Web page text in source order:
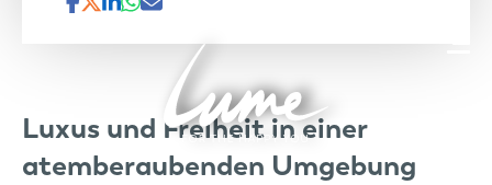
Luxus und Freiheit in einer
atemberaubenden Umgebung